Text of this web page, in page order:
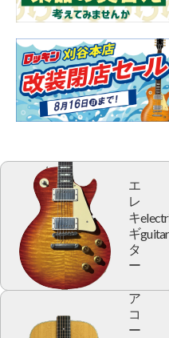
エ
レ
キ
ギ
タ
ー
guitar
ア
コ
ー